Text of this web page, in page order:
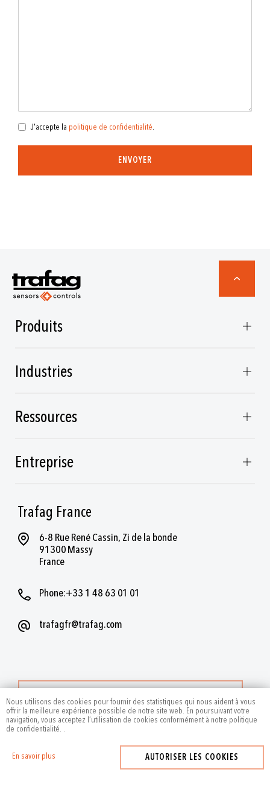
Nous utilisons des cookies pour fournir des statistiques qui nous aident à vous
offrir la meilleure expérience possible de notre site web. En poursuivant votre
navigation, vous acceptez l’utilisation de cookies conformément à notre politique
de confidentialité.
En savoir plus
.
AUTORISER LES COOKIES
J'accepte la politique de confidentialité.
ENVOYER
Trafag France
6-8 Rue René Cassin, Zi de la bonde
91300 Massy
France
Phone:+33 1 48 63 01 01
trafagfr@trafag.com
PLUS DE CONTACTS
Produits
Industries
Ressources
Entreprise